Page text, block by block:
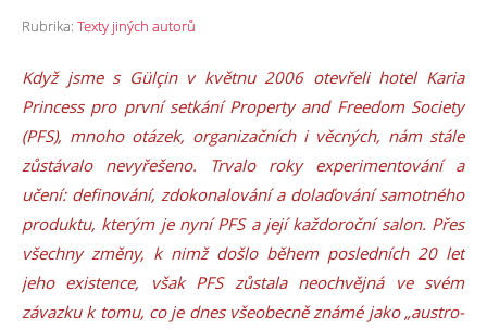
Rubrika: Texty jiných autorů
Když jsme s Gülçin v květnu 2006 otevřeli hotel Karia
Princess pro první setkání Property and Freedom Society
(PFS), mnoho otázek, organizačních i věcných, nám stále
zůstávalo nevyřešeno. Trvalo roky experimentování a
učení: definování, zdokonalování a dolaďování samotného
produktu, kterým je nyní PFS a její každoroční salon. Přes
všechny změny, k nimž došlo během posledních 20 let
jeho existence, však PFS zůstala neochvějná ve svém
závazku k tomu, co je dnes všeobecně známé jako „austro-